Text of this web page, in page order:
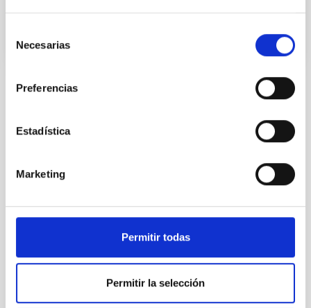
Necesarias
Preferencias
Estadística
Marketing
Permitir todas
Permitir la selección
looking for people with
talent.